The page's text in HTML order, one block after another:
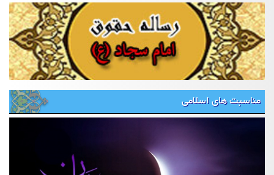
مناسبت های اسلامی